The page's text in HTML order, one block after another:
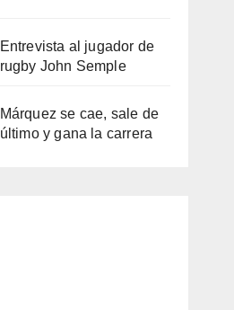
Entrevista al jugador de
rugby John Semple
Márquez se cae, sale de
último y gana la carrera